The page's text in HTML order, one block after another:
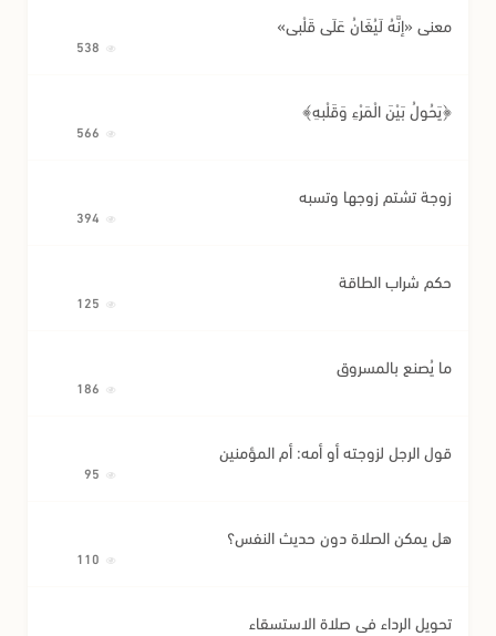
معنى «إِنَّهُ لَيُغَانُ عَلَى قَلْبِي»
﴿يَحُولُ بَيْنَ الْمَرْءِ وَقَلْبِهِ﴾
زوجة تشتم زوجها وتسبه
حكم شراب الطاقة
ما يُصنع بالمسروق
قول الرجل لزوجته أو أمه: أم المؤمنين
هل يمكن الصلاة دون حديث النفس؟
تحويل الرداء في صلاة الاستسقاء